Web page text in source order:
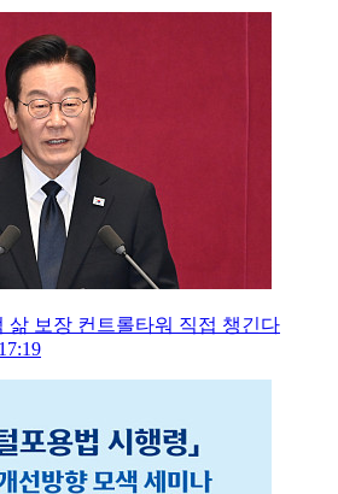
삶 보장 컨트롤타워 직접 챙긴다